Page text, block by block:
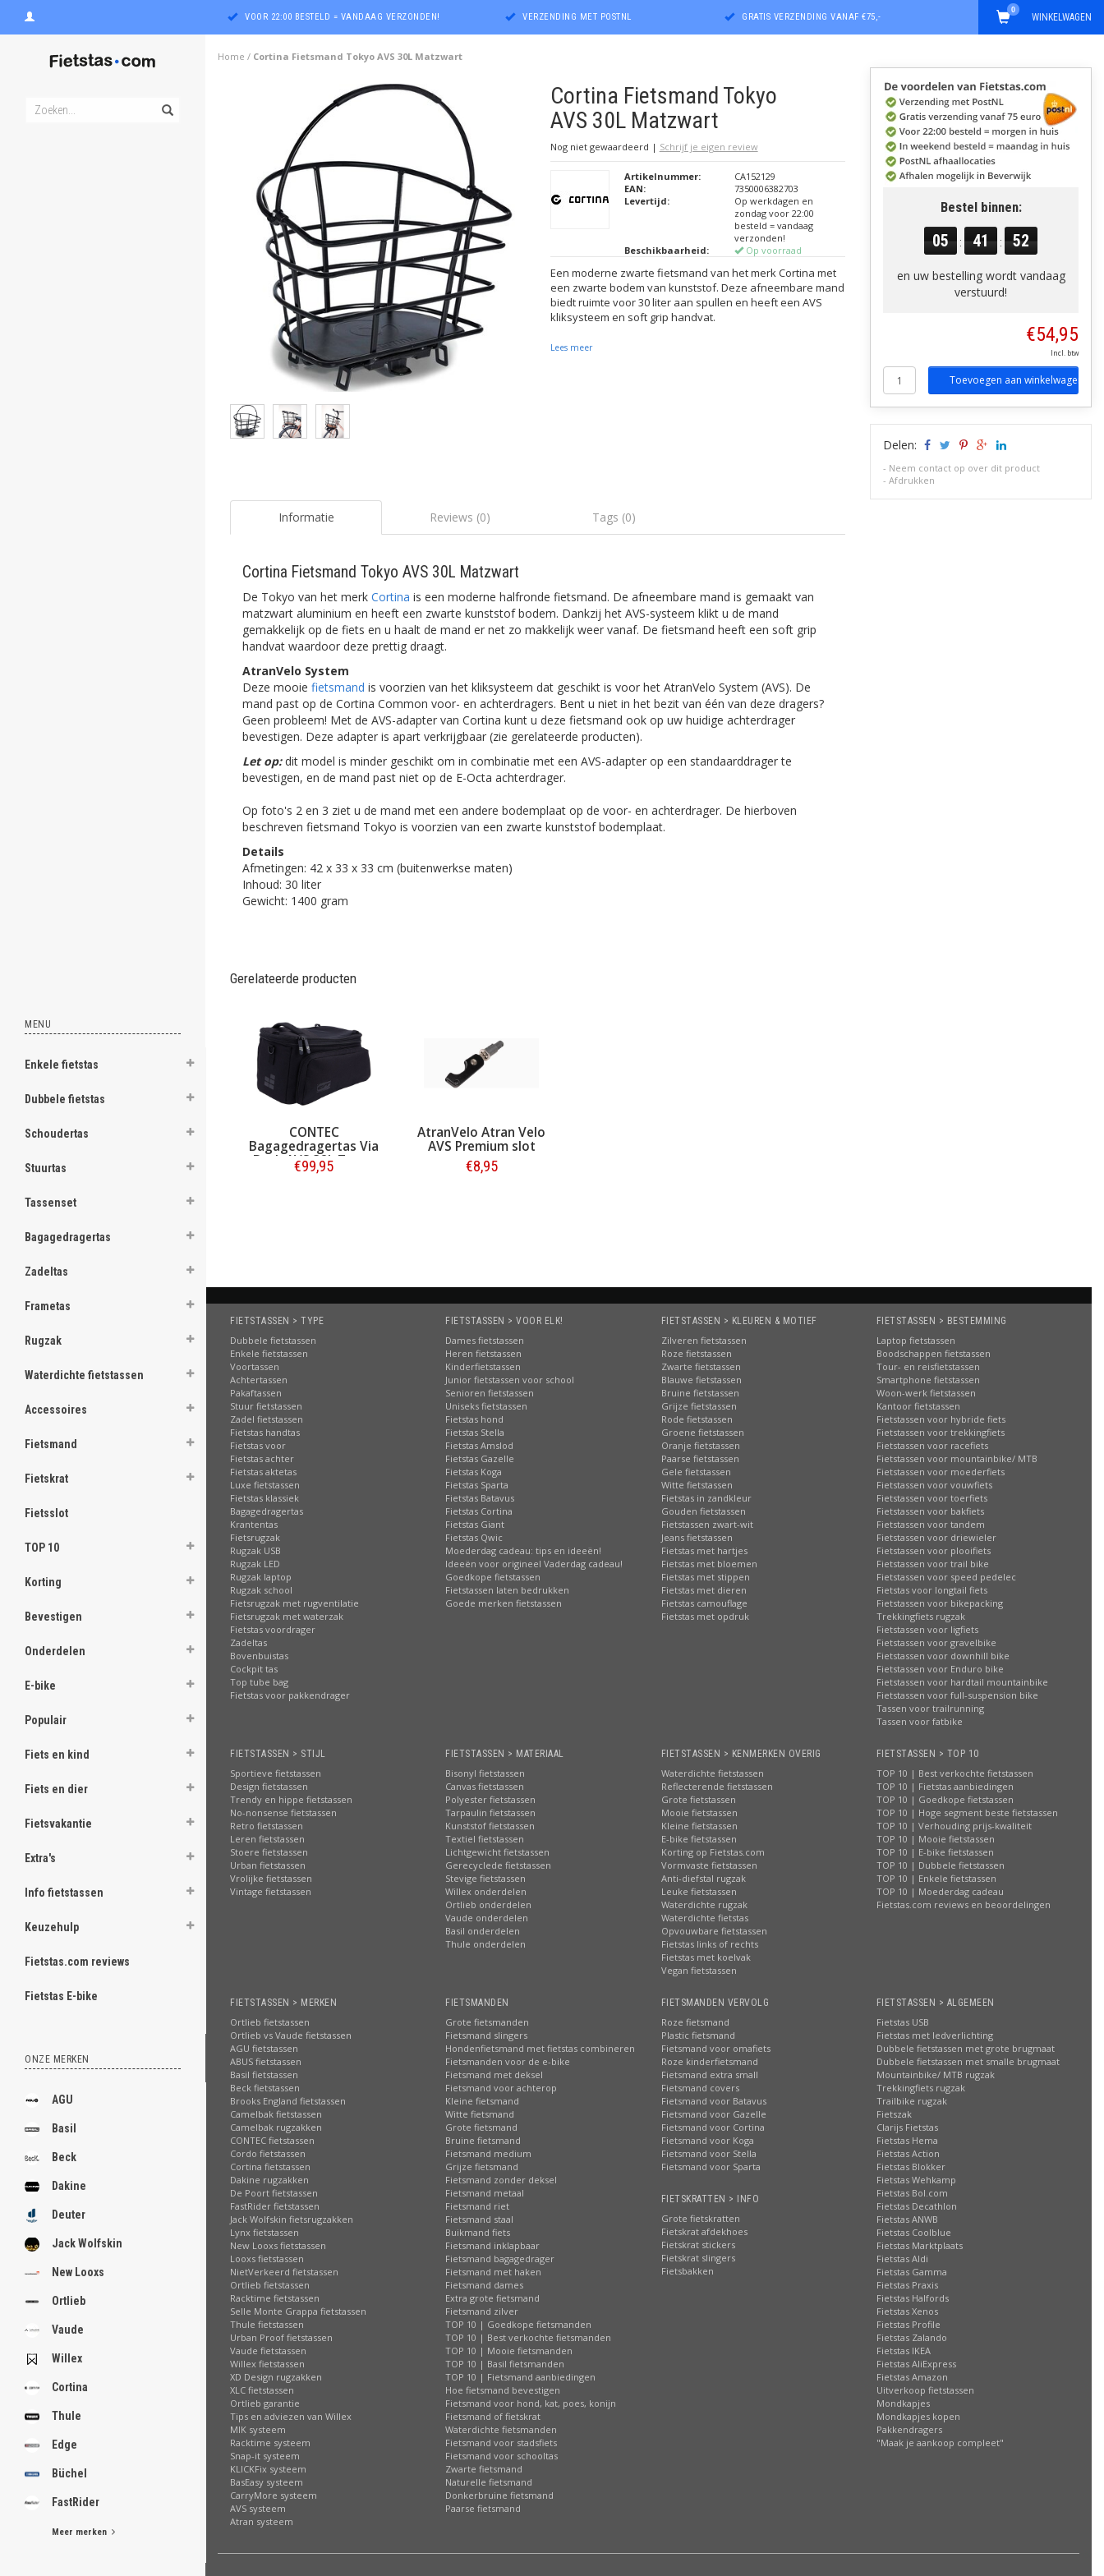
VOOR 22:00 BESTELD = VANDAAG VERZONDEN! VERZENDING MET POSTNL GRATIS VERZENDING VANAF €75,- WINKELWAGEN
0
MENU
Enkele fietstas
Dubbele fietstas
Schoudertas
Stuurtas
Tassenset
Bagagedragertas
Zadeltas
Frametas
Rugzak
Waterdichte fietstassen
Accessoires
Fietsmand
Fietskrat
Fietsslot
TOP 10
Korting
Bevestigen
Onderdelen
E-bike
Populair
Fiets en kind
Fiets en dier
Fietsvakantie
Extra's
Info fietstassen
Keuzehulp
Fietstas.com reviews
Fietstas E-bike
ONZE MERKEN
AGU
Basil
Beck
Dakine
Deuter
Jack Wolfskin
New Looxs
Ortlieb
Vaude
Willex
Cortina
Thule
Edge
Büchel
FastRider
Meer merken
ghost
ghost
ghost
ghost
.
.
.
.
.
.
.
Home / Cortina Fietsmand Tokyo AVS 30L Matzwart
Cortina Fietsmand Tokyo
AVS 30L Matzwart
Nog niet gewaardeerd | Schrijf je eigen review
Artikelnummer:
CA152129
EAN:
7350006382703
Levertijd:
Op werkdagen en
zondag voor 22:00
besteld = vandaag
verzonden!
Beschikbaarheid:
Op voorraad
Een moderne zwarte fietsmand van het merk Cortina met
een zwarte bodem van kunststof. Deze afneembare mand
biedt ruimte voor 30 liter aan spullen en heeft een AVS
kliksysteem en soft grip handvat.
Lees meer
Informatie Reviews (0) Tags (0)
Cortina Fietsmand Tokyo AVS 30L Matzwart
De Tokyo van het merk Cortina is een moderne halfronde fietsmand. De afneembare mand is gemaakt van
matzwart aluminium en heeft een zwarte kunststof bodem. Dankzij het AVS-systeem klikt u de mand
gemakkelijk op de fiets en u haalt de mand er net zo makkelijk weer vanaf. De fietsmand heeft een soft grip
handvat waardoor deze prettig draagt.
AtranVelo System
Deze mooie fietsmand is voorzien van het kliksysteem dat geschikt is voor het AtranVelo System (AVS). De
mand past op de Cortina Common voor- en achterdragers. Bent u niet in het bezit van één van deze dragers?
Geen probleem! Met de AVS-adapter van Cortina kunt u deze fietsmand ook op uw huidige achterdrager
bevestigen. Deze adapter is apart verkrijgbaar (zie gerelateerde producten).
Let op:dit model is minder geschikt om in combinatie met een AVS-adapter op een standaarddrager te
bevestigen, en de mand past niet op de E-Octa achterdrager.
Op foto's 2 en 3 ziet u de mand met een andere bodemplaat op de voor- en achterdrager. De hierboven
beschreven fietsmand Tokyo is voorzien van een zwarte kunststof bodemplaat.
Details
Afmetingen: 42 x 33 x 33 cm (buitenwerkse maten)
Inhoud: 30 liter
Gewicht: 1400 gram
Bestel binnen:
05 : 41 : 51
en uw bestelling wordt vandaag
verstuurd!
€54,95
Incl. btw
Toevoegen aan winkelwagen
Delen:
- Neem contact op over dit product
-Afdrukken
Gerelateerde producten
CONTEC
Bagagedragertas Via
Back AVS 32L Zwart
€99,95
AtranVelo Atran Velo
AVS Premium slot
€8,95
FIETSTASSEN > TYPE
Dubbele fietstassen
Enkele fietstassen
Voortassen
Achtertassen
Pakaftassen
Stuur fietstassen
Zadel fietstassen
Fietstas handtas
Fietstas voor
Fietstas achter
Fietstas aktetas
Luxe fietstassen
Fietstas klassiek
Bagagedragertas
Krantentas
Fietsrugzak
Rugzak USB
Rugzak LED
Rugzak laptop
Rugzak school
Fietsrugzak met rugventilatie
Fietsrugzak met waterzak
Fietstas voordrager
Zadeltas
Bovenbuistas
Cockpit tas
Top tube bag
Fietstas voor pakkendrager
FIETSTASSEN > VOOR ELK!
Dames fietstassen
Heren fietstassen
Kinderfietstassen
Junior fietstassen voor school
Senioren fietstassen
Uniseks fietstassen
Fietstas hond
Fietstas Stella
Fietstas Amslod
Fietstas Gazelle
Fietstas Koga
Fietstas Sparta
Fietstas Batavus
Fietstas Cortina
Fietstas Giant
Fietstas Qwic
Moederdag cadeau: tips en ideeën!
Ideeën voor origineel Vaderdag cadeau!
Goedkope fietstassen
Fietstassen laten bedrukken
Goede merken fietstassen
FIETSTASSEN > KLEUREN & MOTIEF
Zilveren fietstassen
Roze fietstassen
Zwarte fietstassen
Blauwe fietstassen
Bruine fietstassen
Grijze fietstassen
Rode fietstassen
Groene fietstassen
Oranje fietstassen
Paarse fietstassen
Gele fietstassen
Witte fietstassen
Fietstas in zandkleur
Gouden fietstassen
Fietstassen zwart-wit
Jeans fietstassen
Fietstas met hartjes
Fietstas met bloemen
Fietstas met stippen
Fietstas met dieren
Fietstas camouflage
Fietstas met opdruk
FIETSTASSEN > BESTEMMING
Laptop fietstassen
Boodschappen fietstassen
Tour- en reisfietstassen
Smartphone fietstassen
Woon-werk fietstassen
Kantoor fietstassen
Fietstassen voor hybride fiets
Fietstassen voor trekkingfiets
Fietstassen voor racefiets
Fietstassen voor mountainbike/ MTB
Fietstassen voor moederfiets
Fietstassen voor vouwfiets
Fietstassen voor toerfiets
Fietstassen voor bakfiets
Fietstassen voor tandem
Fietstassen voor driewieler
Fietstassen voor plooifiets
Fietstassen voor trail bike
Fietstassen voor speed pedelec
Fietstas voor longtail fiets
Fietstassen voor bikepacking
Trekkingfiets rugzak
Fietstassen voor ligfiets
Fietstassen voor gravelbike
Fietstassen voor downhill bike
Fietstassen voor Enduro bike
Fietstassen voor hardtail mountainbike
Fietstassen voor full-suspension bike
Tassen voor trailrunning
Tassen voor fatbike
FIETSTASSEN > STIJL
Sportieve fietstassen
Design fietstassen
Trendy en hippe fietstassen
No-nonsense fietstassen
Retro fietstassen
Leren fietstassen
Stoere fietstassen
Urban fietstassen
Vrolijke fietstassen
Vintage fietstassen
FIETSTASSEN > MATERIAAL
Bisonyl fietstassen
Canvas fietstassen
Polyester fietstassen
Tarpaulin fietstassen
Kunststof fietstassen
Textiel fietstassen
Lichtgewicht fietstassen
Gerecyclede fietstassen
Stevige fietstassen
Willex onderdelen
Ortlieb onderdelen
Vaude onderdelen
Basil onderdelen
Thule onderdelen
FIETSTASSEN > KENMERKEN OVERIG
Waterdichte fietstassen
Reflecterende fietstassen
Grote fietstassen
Mooie fietstassen
Kleine fietstassen
E-bike fietstassen
Korting op Fietstas.com
Vormvaste fietstassen
Anti-diefstal rugzak
Leuke fietstassen
Waterdichte rugzak
Waterdichte fietstas
Opvouwbare fietstassen
Fietstas links of rechts
Fietstas met koelvak
Vegan fietstassen
FIETSTASSEN > TOP 10
TOP 10 | Best verkochte fietstassen
TOP 10 | Fietstas aanbiedingen
TOP 10 | Goedkope fietstassen
TOP 10 | Hoge segment beste fietstassen
TOP 10 | Verhouding prijs-kwaliteit
TOP 10 | Mooie fietstassen
TOP 10 | E-bike fietstassen
TOP 10 | Dubbele fietstassen
TOP 10 | Enkele fietstassen
TOP 10 | Moederdag cadeau
Fietstas.com reviews en beoordelingen
FIETSTASSEN > MERKEN
Ortlieb fietstassen
Ortlieb vs Vaude fietstassen
AGU fietstassen
ABUS fietstassen
Basil fietstassen
Beck fietstassen
Brooks England fietstassen
Camelbak fietstassen
Camelbak rugzakken
CONTEC fietstassen
Cordo fietstassen
Cortina fietstassen
Dakine rugzakken
De Poort fietstassen
FastRider fietstassen
Jack Wolfskin fietsrugzakken
Lynx fietstassen
New Looxs fietstassen
Looxs fietstassen
NietVerkeerd fietstassen
Ortlieb fietstassen
Racktime fietstassen
Selle Monte Grappa fietstassen
Thule fietstassen
Urban Proof fietstassen
Vaude fietstassen
Willex fietstassen
XD Design rugzakken
XLC fietstassen
Ortlieb garantie
Tips en adviezen van Willex
MIK systeem
Racktime systeem
Snap-it systeem
KLICKFix systeem
BasEasy systeem
CarryMore systeem
AVS systeem
Atran systeem
FIETSMANDEN
Grote fietsmanden
Fietsmand slingers
Hondenfietsmand met fietstas combineren
Fietsmanden voor de e-bike
Fietsmand met deksel
Fietsmand voor achterop
Kleine fietsmand
Witte fietsmand
Grote fietsmand
Bruine fietsmand
Fietsmand medium
Grijze fietsmand
Fietsmand zonder deksel
Fietsmand metaal
Fietsmand riet
Fietsmand staal
Buikmand fiets
Fietsmand inklapbaar
Fietsmand bagagedrager
Fietsmand met haken
Fietsmand dames
Extra grote fietsmand
Fietsmand zilver
TOP 10 | Goedkope fietsmanden
TOP 10 | Best verkochte fietsmanden
TOP 10 | Mooie fietsmanden
TOP 10 | Basil fietsmanden
TOP 10 | Fietsmand aanbiedingen
Hoe fietsmand bevestigen
Fietsmand voor hond, kat, poes, konijn
Fietsmand of fietskrat
Waterdichte fietsmanden
Fietsmand voor stadsfiets
Fietsmand voor schooltas
Zwarte fietsmand
Naturelle fietsmand
Donkerbruine fietsmand
Paarse fietsmand
FIETSMANDEN VERVOLG
Roze fietsmand
Plastic fietsmand
Fietsmand voor omafiets
Roze kinderfietsmand
Fietsmand extra small
Fietsmand covers
Fietsmand voor Batavus
Fietsmand voor Gazelle
Fietsmand voor Cortina
Fietsmand voor Koga
Fietsmand voor Stella
Fietsmand voor Sparta
FIETSKRATTEN > INFO
Grote fietskratten
Fietskrat afdekhoes
Fietskrat stickers
Fietskrat slingers
Fietsbakken
FIETSTASSEN > ALGEMEEN
Fietstas USB
Fietstas met ledverlichting
Dubbele fietstassen met grote brugmaat
Dubbele fietstassen met smalle brugmaat
Mountainbike/ MTB rugzak
Trekkingfiets rugzak
Trailbike rugzak
Fietszak
Clarijs Fietstas
Fietstas Hema
Fietstas Action
Fietstas Blokker
Fietstas Wehkamp
Fietstas Bol.com
Fietstas Decathlon
Fietstas ANWB
Fietstas Coolblue
Fietstas Marktplaats
Fietstas Aldi
Fietstas Gamma
Fietstas Praxis
Fietstas Halfords
Fietstas Xenos
Fietstas Profile
Fietstas Zalando
Fietstas IKEA
Fietstas AliExpress
Fietstas Amazon
Uitverkoop fietstassen
Mondkapjes
Mondkapjes kopen
Pakkendragers
"Maak je aankoop compleet"